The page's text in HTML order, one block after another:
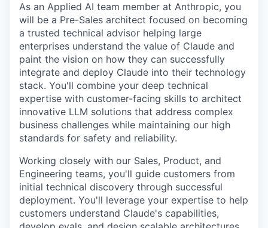
As an Applied AI team member at Anthropic, you
will be a Pre-Sales architect focused on becoming
a trusted technical advisor helping large
enterprises understand the value of Claude and
paint the vision on how they can successfully
integrate and deploy Claude into their technology
stack. You'll combine your deep technical
expertise with customer-facing skills to architect
innovative LLM solutions that address complex
business challenges while maintaining our high
standards for safety and reliability.
Working closely with our Sales, Product, and
Engineering teams, you'll guide customers from
initial technical discovery through successful
deployment. You'll leverage your expertise to help
customers understand Claude's capabilities,